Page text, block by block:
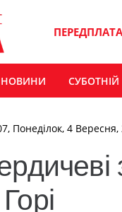
ПЕРЕДПЛАТА
НОВИНИ
Понеділок, 4 Вересня,